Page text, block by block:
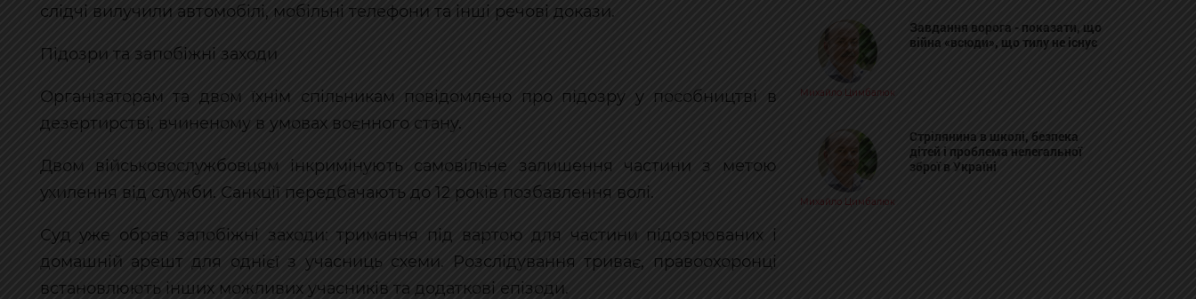
слідчі вилучили автомобілі, мобільні телефони та інші речові докази.
Підозри та запобіжні заходи
Організаторам та двом їхнім спільникам повідомлено про підозру у пособництві в
дезертирстві, вчиненому в умовах воєнного стану.
Двом військовослужбовцям інкримінують самовільне залишення частини з метою
ухилення від служби. Санкції передбачають до 12 років позбавлення волі.
Суд уже обрав запобіжні заходи: тримання під вартою для частини підозрюваних і
домашній арешт для однієї з учасниць схеми. Розслідування триває, правоохоронці
встановлюють інших можливих учасників та додаткові епізоди.
Михайло Цимбалюк
Завдання ворога - показати, що
війна «всюди», що тилу не існує
Михайло Цимбалюк
Стрілянина в школі, безпека
дітей і проблема нелегальної
зброї в Україні